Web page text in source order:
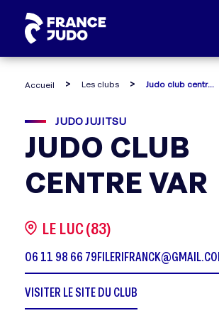
Accueil Les clubs Judo club centre var
JUDO JUJITSU
JUDO CLUB
CENTRE VAR
LE LUC (83)
06 11 98 66 79
VISITER LE SITE DU CLUB